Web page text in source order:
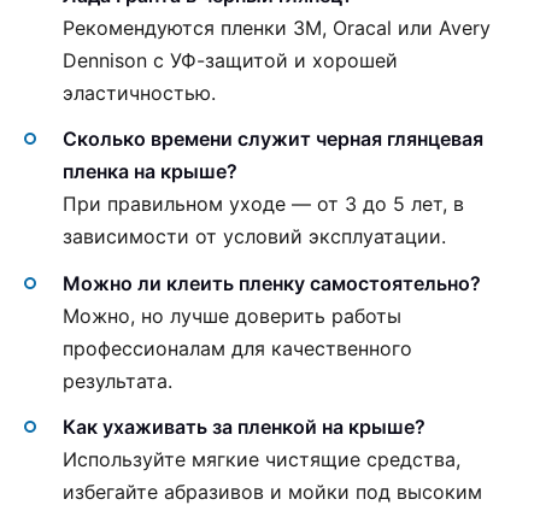
Рекомендуются пленки 3M, Oracal или Avery
Dennison с УФ-защитой и хорошей
эластичностью.
Сколько времени служит черная глянцевая
пленка на крыше?
При правильном уходе — от 3 до 5 лет, в
зависимости от условий эксплуатации.
Можно ли клеить пленку самостоятельно?
Можно, но лучше доверить работы
профессионалам для качественного
результата.
Как ухаживать за пленкой на крыше?
Используйте мягкие чистящие средства,
избегайте абразивов и мойки под высоким